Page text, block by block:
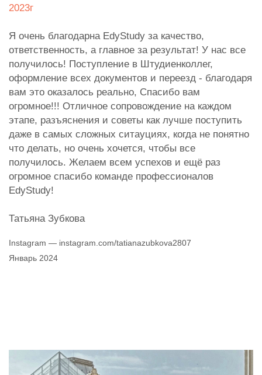
2023г
Я очень благодарна EdyStudy за качество,
ответственность, а главное за результат! У нас все
получилось! Поступление в Штудиенколлег,
оформление всех документов и переезд - благодаря
вам это оказалось реально, Спасибо вам
огромное!!! Отличное сопровождение на каждом
этапе, разъяснения и советы как лучше поступить
даже в самых сложных ситауциях, когда не понятно
что делать, но очень хочется, чтобы все
получилось. Желаем всем успехов и ещё раз
огромное спасибо команде профессионалов
EdyStudy!
Татьяна Зубкова
Instagram — instagram.com/tatianazubkova2807
Январь 2024